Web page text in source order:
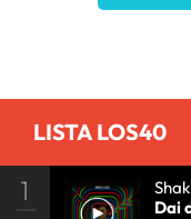
•PRISA
COMUNICACIÓN•
LISTA LOS40
1
Dai